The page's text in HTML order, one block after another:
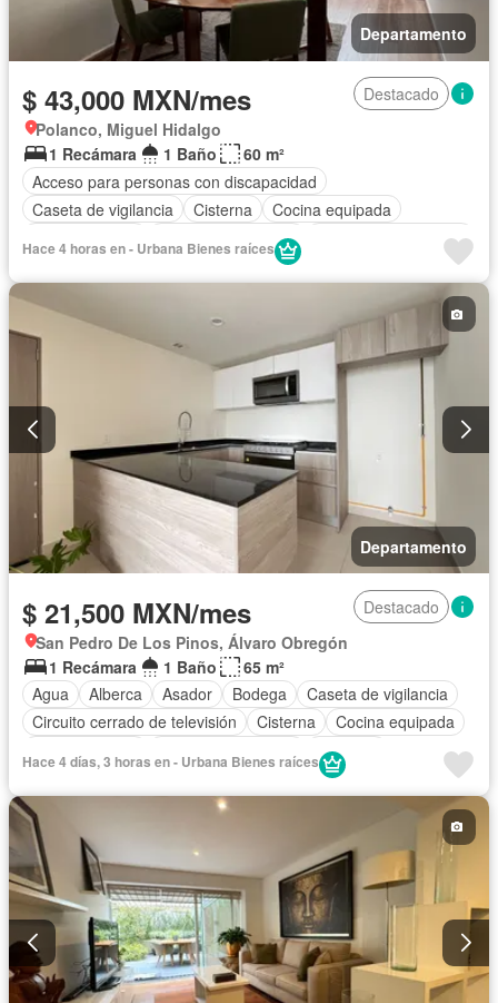
Departamento
$ 43,000 MXN/mes
Destacado
Polanco, Miguel Hidalgo
1 Recámara
1 Baño
60 m²
Acceso para personas con discapacidad
Caseta de vigilancia
Cisterna
Cocina equipada
Cuarto de Limpieza
Recámara con closet
Completamente amueblado
Hace 4 horas en - Urbana Bienes raíces
Departamento
$ 21,500 MXN/mes
Destacado
San Pedro De Los Pinos, Álvaro Obregón
1 Recámara
1 Baño
65 m²
Agua
Alberca Asador Bodega
Caseta de vigilancia
Circuito cerrado de televisión
Cisterna
Cocina equipada
Elevador
Recámara con closet
Seguridad Vista panorámica
Wifi
Zonas verdes
Hace 4 días, 3 horas en - Urbana Bienes raíces